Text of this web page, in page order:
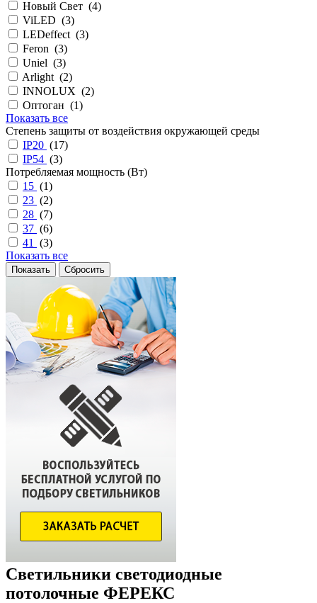
Новый Свет (4)
ViLED (3)
LEDeffect (3)
Feron (3)
Uniel (3)
Arlight (2)
INNOLUX (2)
Оптоган (1)
Показать все
Степень защиты от воздействия окружающей среды
IP20 (17)
IP54 (3)
Потребляемая мощность (Вт)
15 (1)
23 (2)
28 (7)
37 (6)
41
(3)
Показать все
Светильники светодиодные
потолочные ФЕРЕКС